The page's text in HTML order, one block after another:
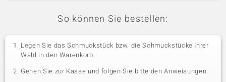
So können Sie bestellen:
Legen Sie das Schmuckstück bzw. die Schmuckstücke Ihrer
Wahl in den Warenkorb.
Gehen Sie zur Kasse und folgen Sie bitte den Anweisungen.